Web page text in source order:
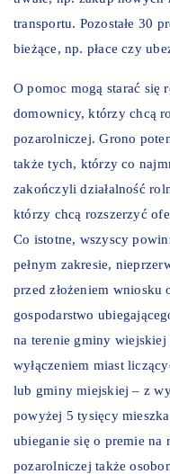
transportu. Pozostałe 30
bieżące, np. płace czy
O pomoc mogą starać się
domownicy, którzy chcą
pozarolniczej. Grono
także tych, którzy co
zakończyli działalność
którzy chcą rozszerzyć
Co istotne, wszyscy
pełnym zakresie,
przed złożeniem wniosku
gospodarstwo
na terenie gminy
wyłączeniem miast
lub gminy miejskiej – z
powyżej 5 tysięcy
ubieganie się o premie na
pozarolniczej także